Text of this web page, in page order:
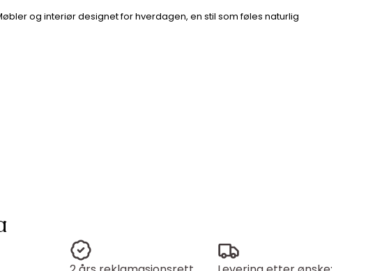
og interiør designet for hverdagen, en stil som føles naturlig